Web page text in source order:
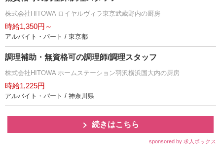
株式会社HITOWA ロイヤルヴィラ東京武蔵野内の厨房
時給1,350円～
アルバイト・パート / 東京都
調理補助・無資格可の調理師/調理スタッフ
株式会社HITOWA ホームステーション羽沢横浜国大内の厨房
時給1,225円
アルバイト・パート / 神奈川県
続きはこちら
sponsored by 求人ボックス